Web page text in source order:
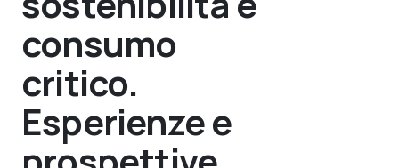
consumo
critico.
Esperienze e